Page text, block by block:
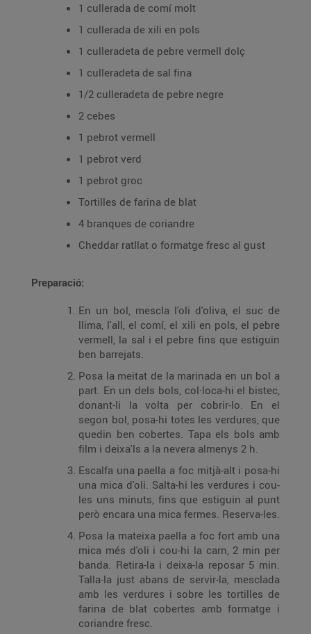
1 cullerada de comí molt
1 cullerada de xili en pols
1 culleradeta de pebre vermell dolç
1 culleradeta de sal fina
1/2 culleradeta de pebre negre
2 cebes
1 pebrot vermell
1 pebrot verd
1 pebrot groc
Tortilles de farina de blat
4 branques de coriandre
Cheddar ratllat o formatge fresc al gust
Preparació:
En un bol, mescla l'oli d'oliva, el suc de
llima, l'all, el comí, el xili en pols, el pebre
vermell, la sal i el pebre fins que estiguin
ben barrejats.
Posa la meitat de la marinada en un bol a
part. En un dels bols, col·loca-hi el bistec,
donant-li la volta per cobrir-lo. En el
segon bol, posa-hi totes les verdures, que
quedin ben cobertes. Tapa els bols amb
film i deixa'ls a la nevera almenys 2 h.
Escalfa una paella a foc mitjà-alt i posa-hi
una mica d'oli. Salta-hi les verdures i cou-
les uns minuts, fins que estiguin al punt
però encara una mica fermes. Reserva-les.
Posa la mateixa paella a foc fort amb una
mica més d'oli i cou-hi la carn, 2 min per
banda. Retira-la i deixa-la reposar 5 min.
Talla-la just abans de servir-la, mesclada
amb les verdures i sobre les tortilles de
farina de blat cobertes amb formatge i
coriandre fresc.